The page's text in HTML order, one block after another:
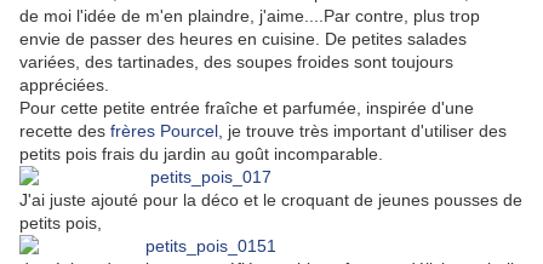
de moi l'idée de m'en plaindre, j'aime....Par contre, plus trop
envie de passer des heures en cuisine. De petites salades
variées, des tartinades, des soupes froides sont toujours
appréciées.
Pour cette petite entrée fraîche et parfumée, inspirée d'une
recette des frères Pourcel , je trouve très important d'utiliser des
petits pois frais du jardin au goût incomparable.
J'ai juste ajouté pour la déco et le croquant de jeunes pousses de
petits pois,